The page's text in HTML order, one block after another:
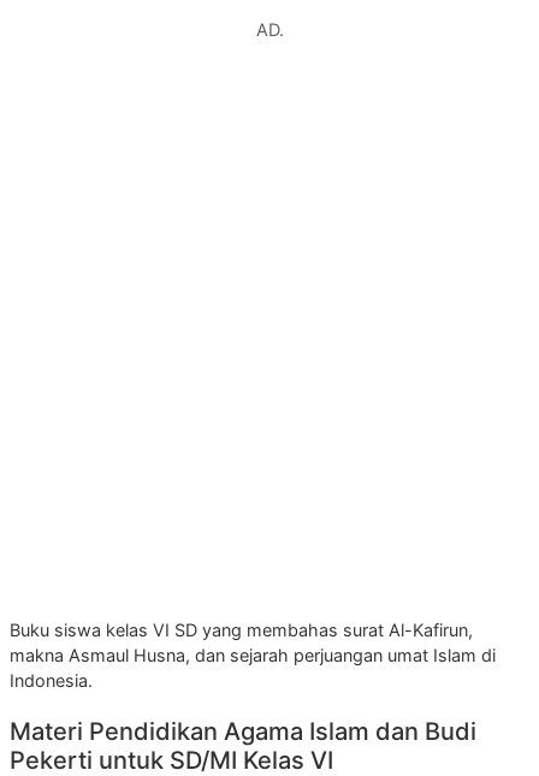
AD.
Buku siswa kelas VI SD yang membahas surat Al-Kafirun,
makna Asmaul Husna, dan sejarah perjuangan umat Islam di
Indonesia.
Materi Pendidikan Agama Islam dan Budi
Pekerti untuk SD/MI Kelas VI